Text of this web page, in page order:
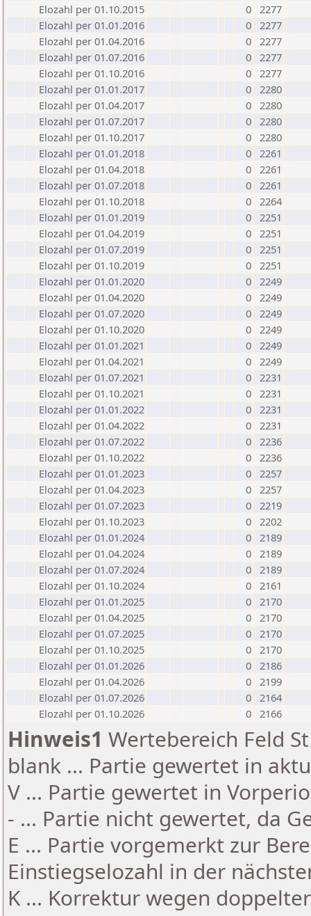
Elozahl per 01.10.2015
0 2277
Elozahl per 01.01.2016
0 2277
Elozahl per 01.04.2016
0 2277
Elozahl per 01.07.2016
0 2277
Elozahl per 01.10.2016
0 2277
Elozahl per 01.01.2017
0 2280
Elozahl per 01.04.2017
0 2280
Elozahl per 01.07.2017
0 2280
Elozahl per 01.10.2017
0 2280
Elozahl per 01.01.2018
0 2261
Elozahl per 01.04.2018
0 2261
Elozahl per 01.07.2018
0 2261
Elozahl per 01.10.2018
0 2264
Elozahl per 01.01.2019
0 2251
Elozahl per 01.04.2019
0 2251
Elozahl per 01.07.2019
0 2251
Elozahl per 01.10.2019
0 2251
Elozahl per 01.01.2020
0 2249
Elozahl per 01.04.2020
0 2249
Elozahl per 01.07.2020
0 2249
Elozahl per 01.10.2020
0 2249
Elozahl per 01.01.2021
0 2249
Elozahl per 01.04.2021
0 2249
Elozahl per 01.07.2021
0 2231
Elozahl per 01.10.2021
0 2231
Elozahl per 01.01.2022
0 2231
Elozahl per 01.04.2022
0 2231
Elozahl per 01.07.2022
0 2236
Elozahl per 01.10.2022
0 2236
Elozahl per 01.01.2023
0 2257
Elozahl per 01.04.2023
0 2257
Elozahl per 01.07.2023
0 2219
Elozahl per 01.10.2023
0 2202
Elozahl per 01.01.2024
0 2189
Elozahl per 01.04.2024
0 2189
Elozahl per 01.07.2024
0 2189
Elozahl per 01.10.2024
0 2161
Elozahl per 01.01.2025
0 2170
Elozahl per 01.04.2025
0 2170
Elozahl per 01.07.2025
0 2170
Elozahl per 01.10.2025
0 2170
Elozahl per 01.01.2026
0 2186
Elozahl per 01.04.2026
0 2199
Elozahl per 01.07.2026
0 2164
Elozahl per 01.10.2026
0 2166
Hinweis1 Wertebereich Feld
blank ... Partie gewertet in
V ... Partie gewertet in
- ... Partie nicht gewertet, da
E ... Partie vorgemerkt zur
Einstiegselozahl in der
K ... Korrektur wegen